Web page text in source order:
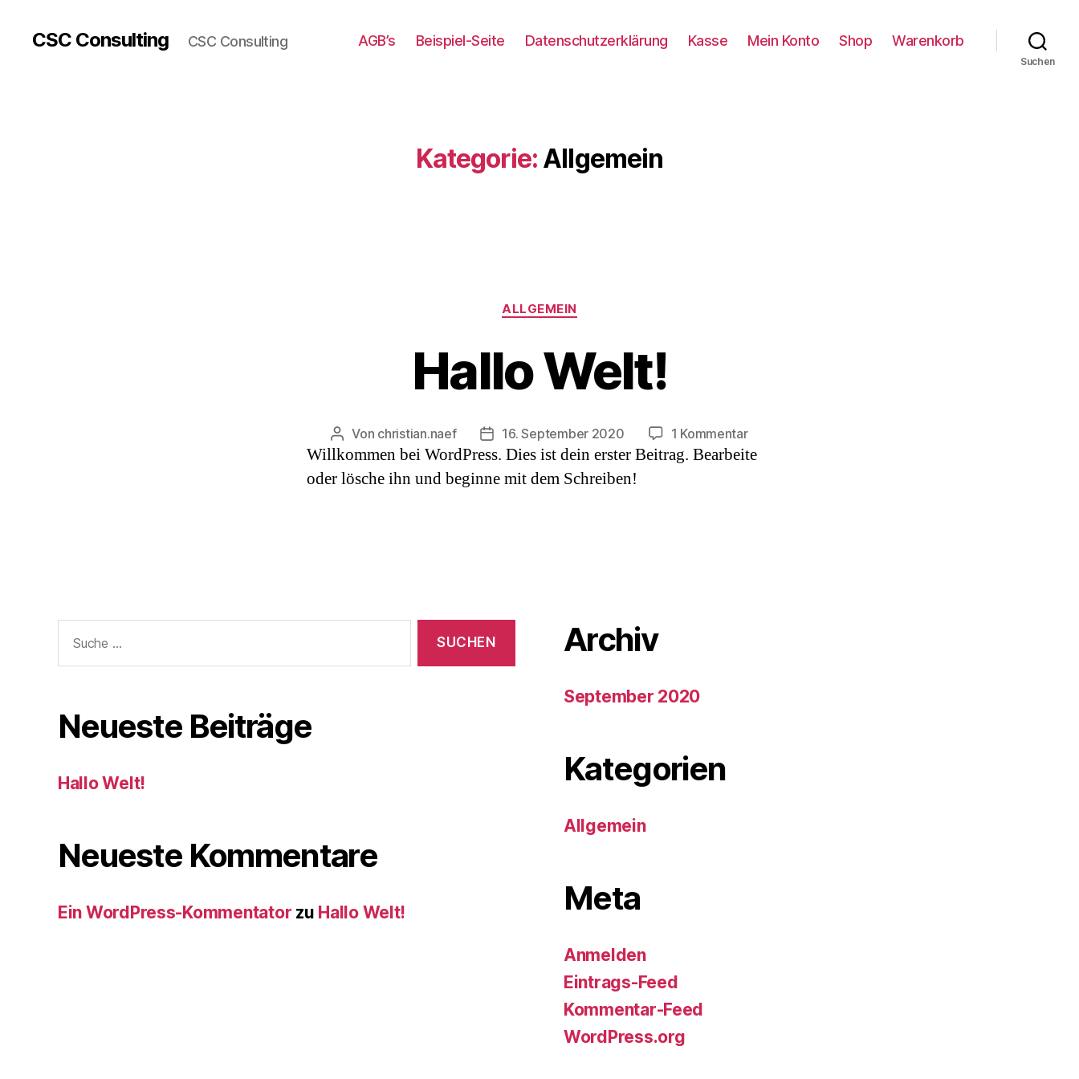
CSC Consulting CSC Consulting AGB’s Beispiel-Seite Datenschutzerklärung Kasse Mein Konto Shop Warenkorb
Suchen
Kategorie: Allgemein
Kategorien
ALLGEMEIN
Hallo Welt!
Beitragsautor
Von christian.naef Beitragsdatum
16. September 2020 1 Kommentarzu
Hallo
Willkommen bei WordPress. Dies ist dein erster Beitrag. Bearbeite
oder lösche ihn und beginne mit dem Schreiben!
nach:
Neueste Beiträge
Hallo Welt!
Neueste Kommentare
Ein WordPress-Kommentator zu Hallo Welt!
Archiv
September 2020
Kategorien
Allgemein
Meta
Anmelden
Eintrags-Feed
Kommentar-Feed
WordPress.org